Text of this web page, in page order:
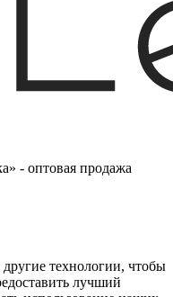
- оптовая продажа
технологии, чтобы
лучший